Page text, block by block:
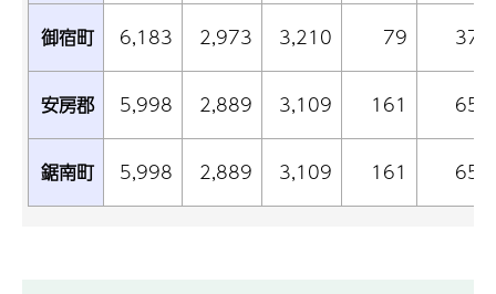
御宿町 6,183 2,973 3,210 79 37
安房郡 5,998 2,889 3,109 161 65
鋸南町 5,998 2,889 3,109 161 65